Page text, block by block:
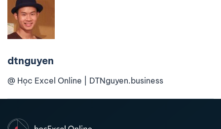
dtnguyen
@ Học Excel Online | DTNguyen.business